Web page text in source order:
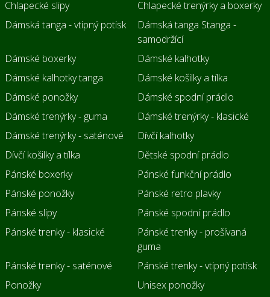
Chlapecké slipy
Chlapecké trenýrky a boxerky
Dámská tanga - vtipný potisk
Dámská tanga Stanga -
samodržící
Dámské boxerky
Dámské kalhotky
Dámské kalhotky tanga
Dámské košilky a tílka
Dámské ponožky
Dámské spodní prádlo
Dámské trenýrky - guma
Dámské trenýrky - klasické
Dámské trenýrky - saténové
Dívčí kalhotky
Dívčí košilky a tílka
Dětské spodní prádlo
Pánské boxerky
Pánské funkční prádlo
Pánské ponožky
Pánské retro plavky
Pánské slipy
Pánské spodní prádlo
Pánské trenky - klasické
Pánské trenky - prošívaná
guma
Pánské trenky - saténové
Pánské trenky - vtipný potisk
Ponožky
Unisex ponožky